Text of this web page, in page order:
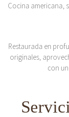
Cocina americana,
Restaurada en
originales,
con